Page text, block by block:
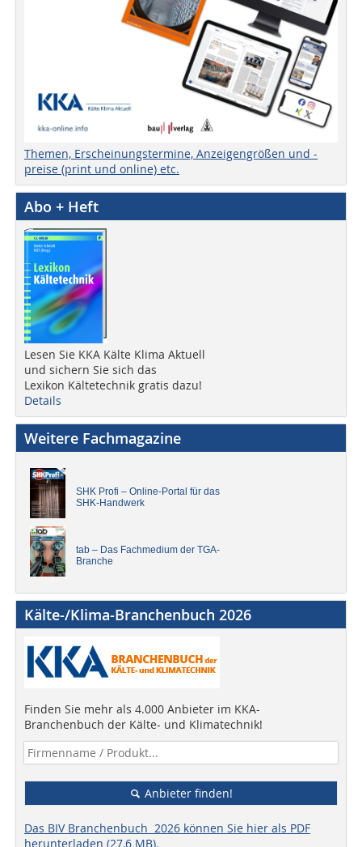
Themen, Erscheinungstermine, Anzeigengrößen und -
preise (print und online) etc.
Abo + Heft
Lesen Sie KKA Kälte Klima Aktuell
und sichern Sie sich das
Lexikon Kältetechnik gratis dazu!
Details
Weitere Fachmagazine
SHK Profi – Online-Portal für das
SHK-Handwerk
tab – Das Fachmedium der TGA-
Branche
Kälte-/Klima-Branchenbuch 2026
Finden Sie mehr als 4.000 Anbieter im KKA-
Branchenbuch der Kälte- und Klimatechnik!
Anbieter finden!
Das BIV Branchenbuch 2026 können Sie hier als PDF
herunterladen (27,6 MB).